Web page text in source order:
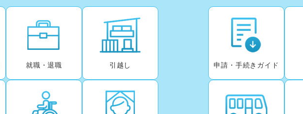
就職・退職 引越し 申請・手続きガイド